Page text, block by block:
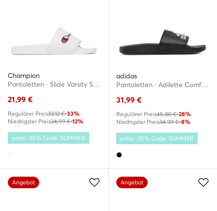
Champion
Pantoletten · Slide Varsity S11544-CHA-WW001 · Weiß
21,99 €
Regulärer Preis33,12 €-33%
Niedrigster Preis24,99 €-12%
extra -35% Code: SUMMER
adidas
Pantoletten · Adilette Comfort GY1945 · Schwarz
31,99 €
Regulärer Preis45,00 €-28%
Niedrigster Preis34,99 €-8%
extra -25% Code: SUMMER
Angebot Angebot